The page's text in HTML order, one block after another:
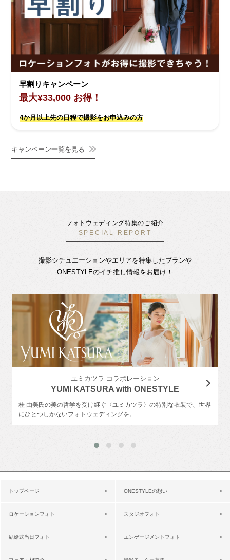
早割りキャンペーン
最大¥33,000 お得！
4か月以上先の日程で撮影をお申込みの方
キャンペーン一覧を見る
フォトウェディング特集のご紹介
SPECIAL REPORT
撮影シチュエーションやエリアを特集したプランや
ONESTYLEのイチ推し情報をお届け！
ユミカツラ コラボレーション
YUMI KATSURA with ONESTYLE
桂 由美氏の美の哲学を受け継ぐ〈ユミカツラ〉の特別な衣装で、世界
にひとつしかないフォトウェディングを。
トップページ ONESTYLEの想い
ロケーションフォト スタジオフォト
結婚式当日フォト エンゲージメントフォト